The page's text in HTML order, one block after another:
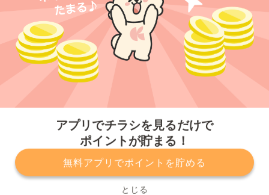
ポイントが貯まる！
無料アプリでポイントを貯める
とじる
今すぐアプリをダウンロードする
プライバシーポリシー 利用規約
運営会社
サービスに関してのお問い合わせ
チラシ掲載をお考えの方
Copyright© Kurashiru, Inc. All Rights Reserved.